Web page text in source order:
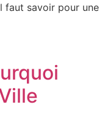
faut savoir pour une